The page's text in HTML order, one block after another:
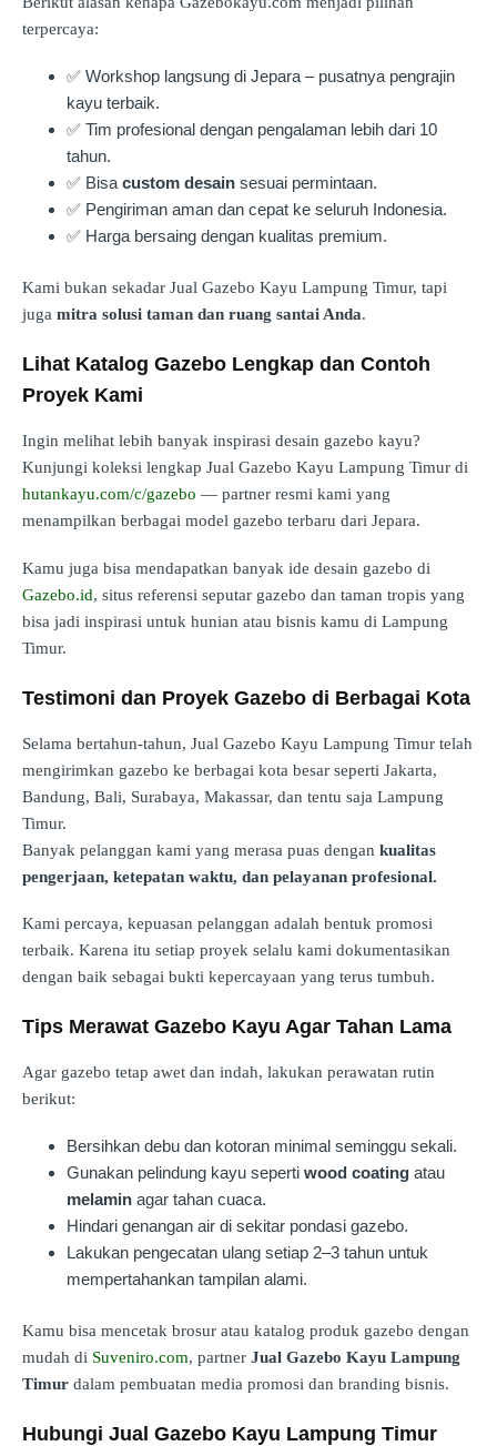
terpercaya:
✅ Workshop langsung di Jepara – pusatnya pengrajin
kayu terbaik.
✅ Tim profesional dengan pengalaman lebih dari 10
tahun.
✅ Bisa custom desain sesuai permintaan.
✅ Pengiriman aman dan cepat ke seluruh Indonesia.
✅ Harga bersaing dengan kualitas premium.
Kami bukan sekadar Jual Gazebo Kayu Lampung Timur, tapi
juga mitra solusi taman dan ruang santai Anda.
Lihat Katalog Gazebo Lengkap dan Contoh
Proyek Kami
Ingin melihat lebih banyak inspirasi desain gazebo kayu?
Kunjungi koleksi lengkap Jual Gazebo Kayu Lampung Timur di
hutankayu.com/c/gazebo — partner resmi kami yang
menampilkan berbagai model gazebo terbaru dari Jepara.
Kamu juga bisa mendapatkan banyak ide desain gazebo di
Gazebo.id, situs referensi seputar gazebo dan taman tropis yang
bisa jadi inspirasi untuk hunian atau bisnis kamu di Lampung
Timur.
Testimoni dan Proyek Gazebo di Berbagai Kota
Selama bertahun-tahun, Jual Gazebo Kayu Lampung Timur telah
mengirimkan gazebo ke berbagai kota besar seperti Jakarta,
Bandung, Bali, Surabaya, Makassar, dan tentu saja Lampung
Timur.
Banyak pelanggan kami yang merasa puas dengan kualitas
pengerjaan, ketepatan waktu, dan pelayanan profesional.
Kami percaya, kepuasan pelanggan adalah bentuk promosi
terbaik. Karena itu setiap proyek selalu kami dokumentasikan
dengan baik sebagai bukti kepercayaan yang terus tumbuh.
Tips Merawat Gazebo Kayu Agar Tahan Lama
Agar gazebo tetap awet dan indah, lakukan perawatan rutin
berikut:
Bersihkan debu dan kotoran minimal seminggu sekali.
Gunakan pelindung kayu seperti wood coating atau
melamin agar tahan cuaca.
Hindari genangan air di sekitar pondasi gazebo.
Lakukan pengecatan ulang setiap 2–3 tahun untuk
mempertahankan tampilan alami.
Kamu bisa mencetak brosur atau katalog produk gazebo dengan
mudah di Suveniro.com, partner Jual Gazebo Kayu Lampung
Timur dalam pembuatan media promosi dan branding bisnis.
Hubungi Jual Gazebo Kayu Lampung Timur